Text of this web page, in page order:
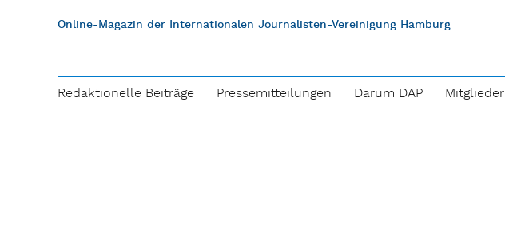
Online-Magazin der Internationalen Journalisten-Vereinigung Hamburg
Redaktionelle Beiträge Pressemitteilungen Darum DAP Mitglieder